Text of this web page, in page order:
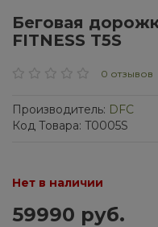
Беговая
FITNESS T5S
0 отзывов
Производитель: DFC
Код Товара: T0005S
Нет в наличии
59990 руб.